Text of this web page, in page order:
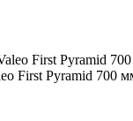
First Pyramid 700